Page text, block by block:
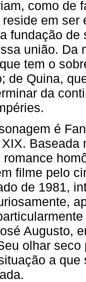
como de
em
fundação
união. Da
tem o
de Quina,
da
é
Baseada
filme pelo
de 1981,
Augusto,
olhar
a